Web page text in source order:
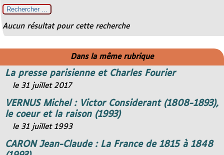
Aucun résultat pour cette recherche
Dans la même rubrique
La presse parisienne et Charles Fourier
le 31 juillet 2017
VERNUS Michel : Victor Considerant (1808-1893),
le coeur et la raison (1993)
le 31 juillet 1993
CARON Jean-Claude : La France de 1815 à 1848